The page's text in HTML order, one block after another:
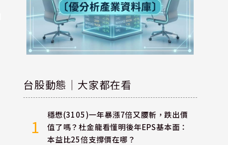
台股動態｜大家都在看
1
穩懋(3105)一年暴漲7倍又腰斬，跌出價
值了嗎？杜金龍看懂明後年EPS基本面：
本益比25倍支撐價在哪？